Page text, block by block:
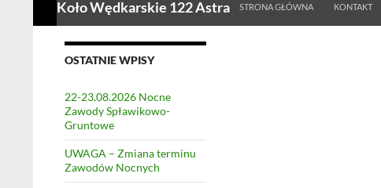
Koło Wędkarskie 122 Astra STRONA GŁÓWNA KONTAKT
OSTATNIE WPISY
22-23.08.2026 Nocne
Zawody Spławikowo-
Gruntowe
UWAGA – Zmiana terminu
Zawodów Nocnych